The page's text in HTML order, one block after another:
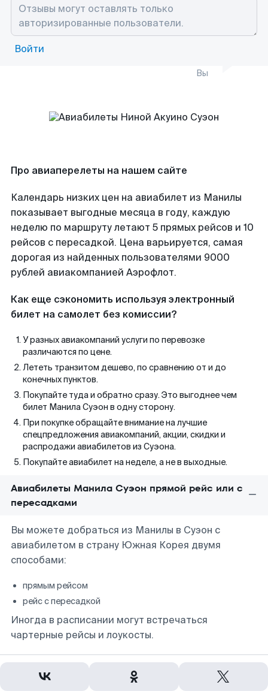
Войти
Вы
Про авиаперелеты на нашем сайте
Календарь низких цен на авиабилет из Манилы
показывает выгодные месяца в году, каждую
неделю по маршруту летают 5 прямых рейсов и 10
рейсов с пересадкой. Цена варьируется, самая
дорогая из найденных пользователями 9000
рублей авиакомпанией Аэрофлот.
Как еще сэкономить используя электронный
билет на самолет без комиссии?
У разных авиакомпаний услуги по перевозке
различаются по цене.
Лететь транзитом дешево, по сравнению от и до
конечных пунктов.
Покупайте туда и обратно сразу. Это выгоднее чем
билет Манила Суэон в одну сторону.
При покупке обращайте внимание на лучшие
спецпредложения авиакомпаний, акции, скидки и
распродажи авиабилетов из Суэона.
Покупайте авиабилет на неделе, а не в выходные.
Авиабилеты Манила Суэон прямой рейс или с
пересадками
Вы можете добраться из Манилы в Суэон с
авиабилетом в страну Южная Корея двумя
способами:
прямым рейсом
рейс с пересадкой
Иногда в расписании могут встречаться
чартерные рейсы и лоукосты.